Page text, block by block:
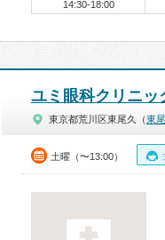
14:30-18:00
ユミ眼科クリニッ
東京都荒川区東尾久（東
土曜（〜13:00）